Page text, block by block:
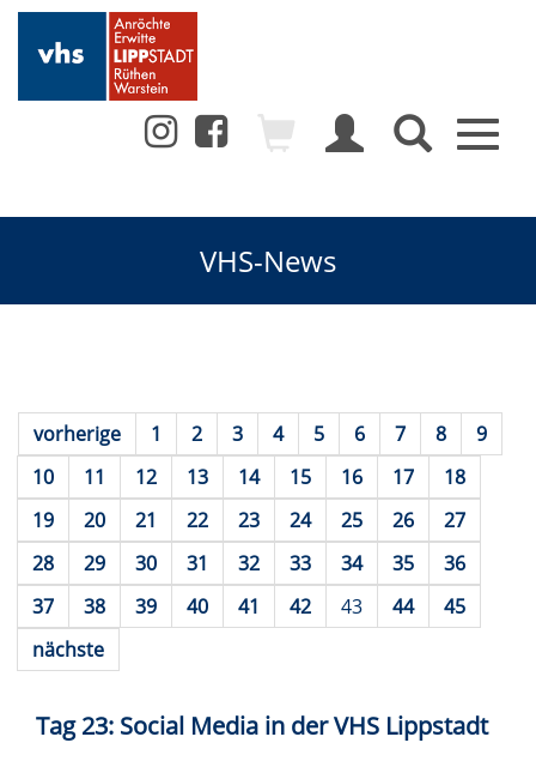
Toggle
VHS-News
vorherige 1 2 3 4 5 6 7 8
9
10
11 12 13 14 15 16 17
18
19
20 21 22 23 24 25 26
27
28
29 30 31 32 33 34 35
36
37
38 39 40 41 42 43 44
45
nächste
Tag 23: Social Media in der VHS Lippstadt